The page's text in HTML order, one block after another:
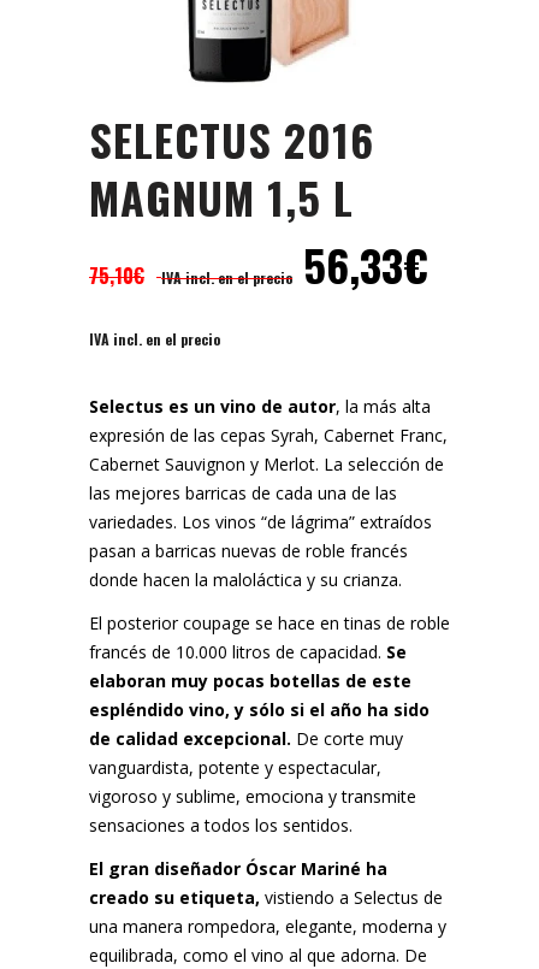
SELECTUS 2016
MAGNUM 1,5 L
75,10€ IVA incl. en el precio 56,33€
IVA incl. en el precio
Selectus es un vino de autor, la más alta
expresión de las cepas Syrah, Cabernet Franc,
Cabernet Sauvignon y Merlot. La selección de
las mejores barricas de cada una de las
variedades. Los vinos “de lágrima” extraídos
pasan a barricas nuevas de roble francés
donde hacen la maloláctica y su crianza.
El posterior coupage se hace en tinas de roble
francés de 10.000 litros de capacidad. Se
elaboran muy pocas botellas de este
espléndido vino, y sólo si el año ha sido
de calidad excepcional. De corte muy
vanguardista, potente y espectacular,
vigoroso y sublime, emociona y transmite
sensaciones a todos los sentidos.
El gran diseñador Óscar Mariné ha
creado su etiqueta, vistiendo a Selectus de
una manera rompedora, elegante, moderna y
equilibrada, como el vino al que adorna. De